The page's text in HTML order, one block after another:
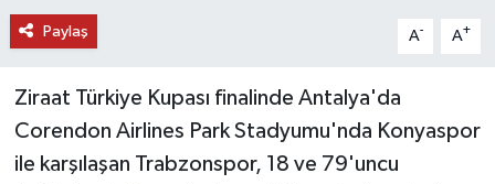
Paylaş A- A+
Ziraat Türkiye Kupası finalinde Antalya'da
Corendon Airlines Park Stadyumu'nda Konyaspor
ile karşılaşan Trabzonspor, 18 ve 79'uncu
RESMİ İLAN
MAGAZİN